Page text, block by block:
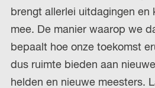
brengt allerlei uitdagingen en
mee. De manier waarop we
bepaalt hoe onze toekomst
dus ruimte bieden aan
helden en nieuwe meesters.